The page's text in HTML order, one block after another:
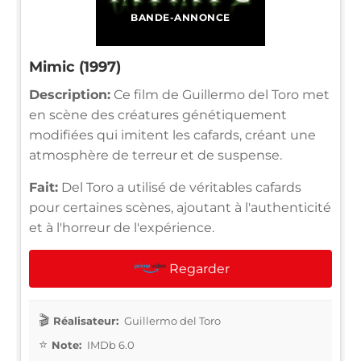
BANDE-ANNONCE
Mimic (1997)
Description: Ce film de Guillermo del Toro met
en scène des créatures génétiquement
modifiées qui imitent les cafards, créant une
atmosphère de terreur et de suspense.
Fait: Del Toro a utilisé de véritables cafards
pour certaines scènes, ajoutant à l'authenticité
et à l'horreur de l'expérience.
Regarder
Réalisateur: Guillermo del Toro
Note: IMDb 6.0